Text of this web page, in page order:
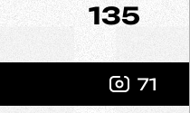
135
71